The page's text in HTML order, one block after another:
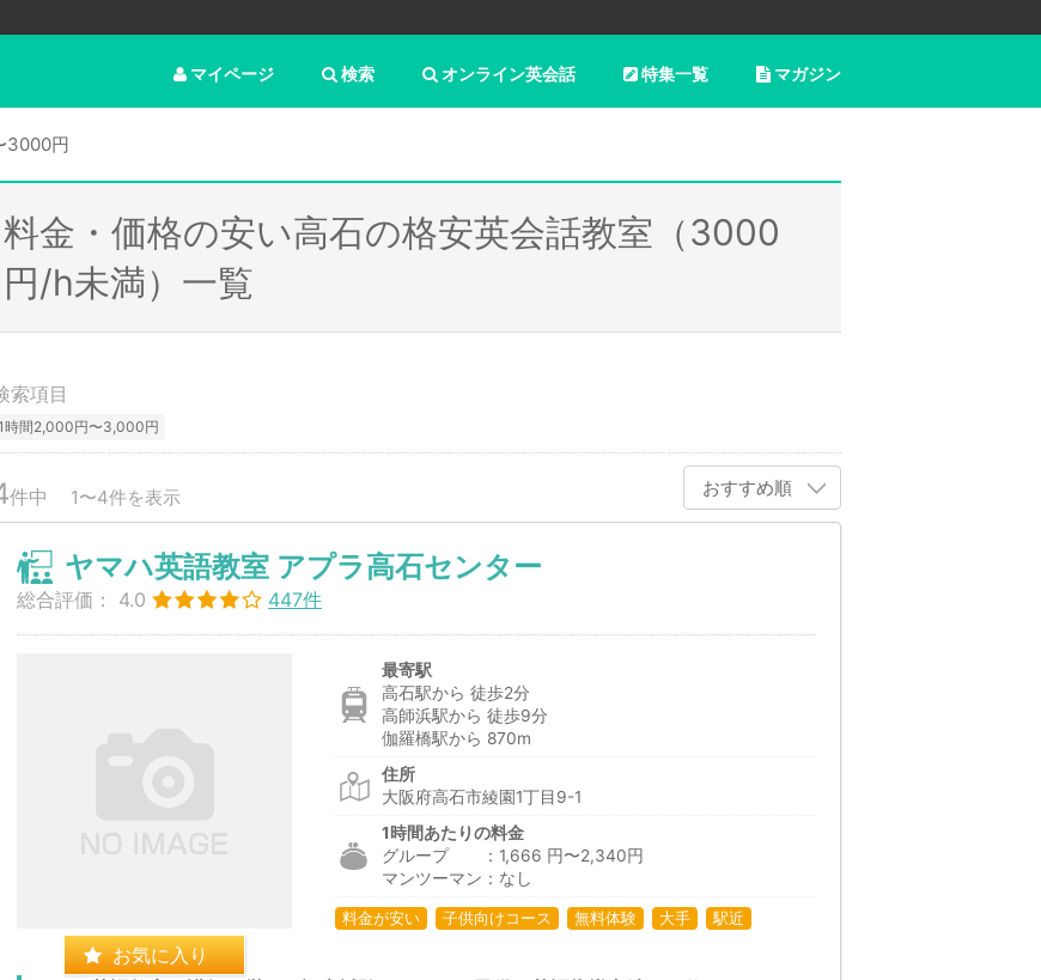
マガジン
特集一覧
オンライン英会話
検索
マイページ
3000円
料金・価格の安い高石の格安英会話教室（3000
円/h未満）一覧
索項目
時間2,000円〜3,000円
件中 1〜4件を表示 おすすめ順
ヤマハ英語教室 アプラ高石センター
総合評価： 4.0 447件
お気に入り
最寄駅
高石駅から 徒歩2分
高師浜駅から 徒歩9分
伽羅橋駅から 870m
住所
大阪府高石市綾園1丁目9-1
1時間あたりの料金
グループ ：1,666 円〜2,340円
マンツーマン：なし
料金が安い 子供向けコース 無料体験 大手 駅近